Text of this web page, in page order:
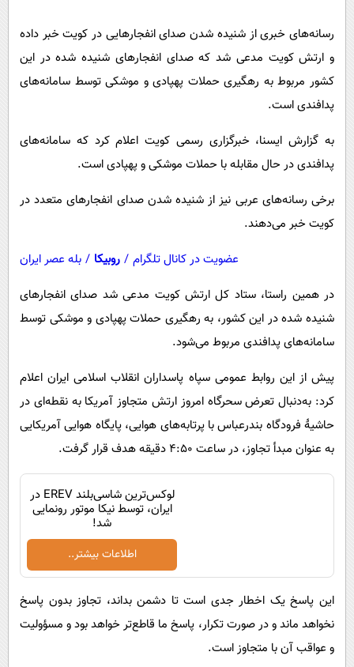
فناوری
گوناگون
سیاست خارجی
روانشناسی
آشپزی
دانلود
رسانه‌های خبری از شنیده شدن صدای انفجارهایی در کویت خبر داده
و ارتش کویت مدعی شد که صدای انفجارهای شنیده شده در این
کشور مربوط به رهگیری حملات پهپادی و موشکی توسط سامانه‌های
پدافندی است.
به گزارش ایسنا، خبرگزاری رسمی کویت اعلام کرد که سامانه‌های
پدافندی در حال مقابله با حملات موشکی و پهپادی است.
برخی رسانه‌های عربی نیز از شنیده شدن صدای انفجارهای متعدد در
کویت خبر می‌دهند.
عضویت در کانال تلگرام / روبیکا / بله عصر ایران
در همین راستا، ستاد کل ارتش کویت مدعی شد صدای انفجارهای
شنیده شده در این کشور، به رهگیری حملات پهپادی و موشکی توسط
سامانه‌های پدافندی مربوط می‌شود.
پیش از این روابط عمومی سپاه پاسداران انقلاب اسلامی ایران اعلام
کرد: به‌دنبال تعرض سحرگاه امروز ارتش متجاوز آمریکا به نقطه‌ای در
حاشیۀ فرودگاه بندرعباس با پرتابه‌های هوایی، پایگاه هوایی آمریکایی
به عنوان مبدأ تجاوز، در ساعت ۴:۵۰ دقیقه هدف قرار گرفت.
لوکس‌ترین شاسی‌بلند EREV در
ایران، توسط نیکا موتور رونمایی
شد!
اطلاعات بیشتر..
این پاسخ یک اخطار جدی است تا دشمن بداند، تجاوز بدون پاسخ
نخواهد ماند و در صورت تکرار، پاسخ ما قاطع‌تر خواهد بود و مسؤولیت
و عواقب آن با متجاوز است.